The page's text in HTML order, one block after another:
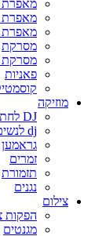
מאפרת
מאפרת
מאפרת
מסרקת
מסרקת
פאניות
מוזיקה
DJ לחתונה
dj לנשים
גראמען
זמרים
תזמורת
נגנים
צילום
הפקות
מגנטים